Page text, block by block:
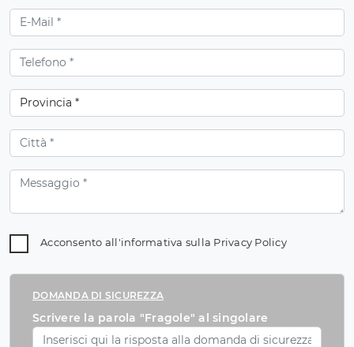
Acconsento all'informativa sulla Privacy Policy
DOMANDA DI SICUREZZA
Scrivere la parola "Fragole" al singolare